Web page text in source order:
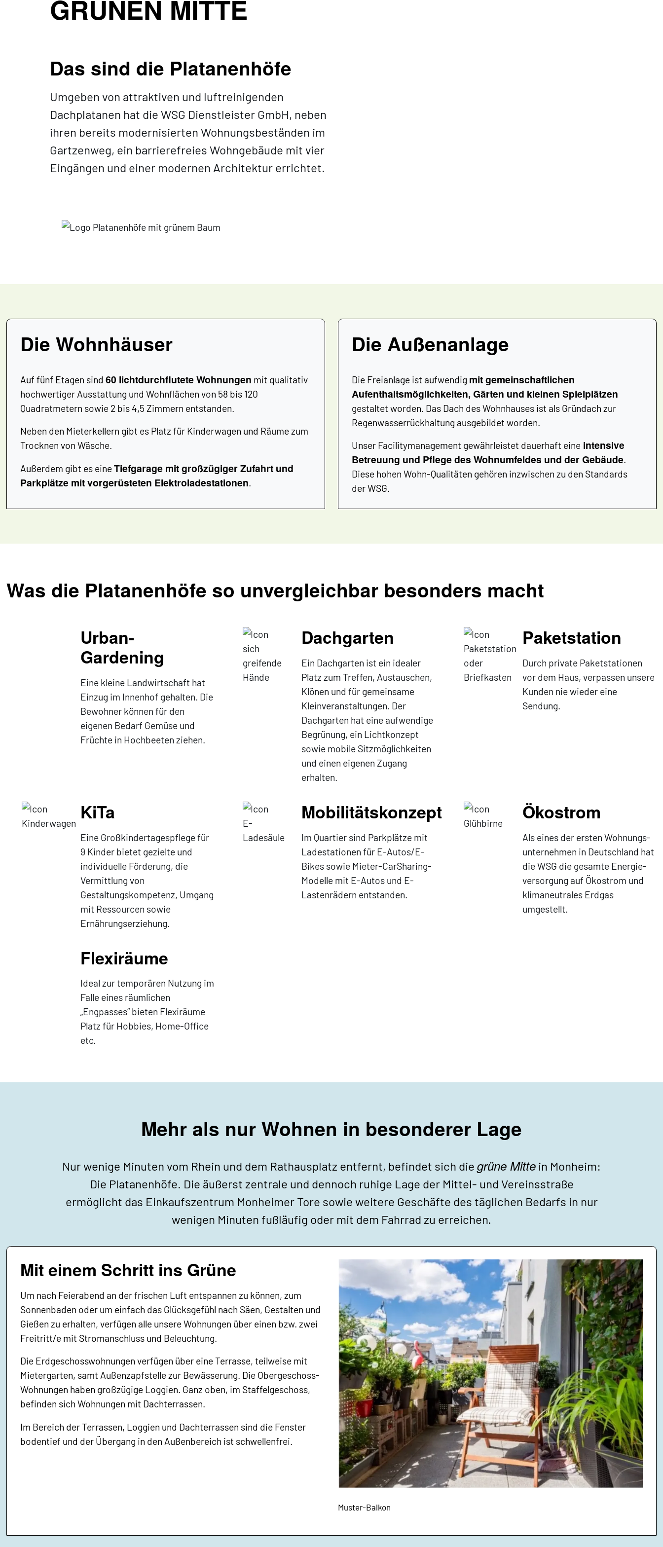
GRÜNEN MITTE
Das sind die Platanenhöfe
Umgeben von attraktiven und luftreinigenden
Dachplatanen hat die WSG Dienstleister GmbH, neben
ihren bereits modernisierten Wohnungsbeständen im
Gartzenweg, ein barrierefreies Wohngebäude mit vier
Eingängen und einer modernen Architektur errichtet.
Die Wohnhäuser
Auf fünf Etagen sind 60 lichtdurchflutete Wohnungen mit qualitativ
hochwertiger Ausstattung und Wohnflächen von 58 bis 120
Quadratmetern sowie 2 bis 4,5 Zimmern entstanden.
Neben den Mieterkellern gibt es Platz für Kinderwagen und Räume zum
Trocknen von Wäsche.
Außerdem gibt es eineTiefgarage mit großzügiger Zufahrt und
Parkplätze mit vorgerüsteten Elektroladestationen.
Die Außenanlage
Die Freianlage ist aufwendig mit gemeinschaftlichen
Aufenthaltsmöglichkeiten, Gärten und kleinen Spielplätzen
gestaltet worden. Das Dach des Wohnhauses ist als Gründach zur
Regenwasserrückhaltung ausgebildet worden.
Unser Facilitymanagement gewährleistet dauerhaft eineintensive
Betreuung und Pflege des Wohnumfeldes und der Gebäude.
Diese hohen Wohn-Qualitäten gehören inzwischen zu den Standards
der WSG.
Was die Platanenhöfe so unvergleichbar besonders macht
Urban-
Gardening
Eine kleine Landwirtschaft hat
Einzug im Innenhof gehalten. Die
Bewohner können für den
eigenen Bedarf Gemüse und
Früchte in Hochbeeten ziehen.
Dachgarten
Ein Dachgarten ist ein idealer
Platz zum Treffen, Austauschen,
Klönen und für gemeinsame
Kleinveranstaltungen. Der
Dachgarten hat eine aufwendige
Begrünung, ein Lichtkonzept
sowie mobile Sitzmöglichkeiten
und einen eigenen Zugang
erhalten.
Paketstation
Durch private Paketstationen
vor dem Haus, verpassen unsere
Kunden nie wieder eine
Sendung.
KiTa
Eine Großkindertagespflege für
9 Kinder bietet gezielte und
individuelle Förderung, die
Vermittlung von
Gestaltungskompetenz, Umgang
mit Ressourcen sowie
Ernährungserziehung.
Mobilitätskonzept
Im Quartier sind Parkplätze mit
Ladestationen für E-Autos/E-
Bikes sowie Mieter-CarSharing-
Modelle mit E-Autos und E-
Lastenrädern entstanden.
Ökostrom
Als eines der ersten Wohnungs-
unternehmen in Deutschland hat
die WSG die gesamte Energie-
versorgung auf Ökostrom und
klimaneutrales Erdgas
umgestellt.
Flexiräume
Ideal zur temporären Nutzung im
Falle eines räumlichen
„Engpasses“ bieten Flexiräume
Platz für Hobbies, Home-Office
etc.
Mehr als nur Wohnen in besonderer Lage
Nur wenige Minuten vom Rhein und dem Rathausplatz entfernt, befindet sich die grüne Mitte in Monheim:
Die Platanenhöfe. Die äußerst zentrale und dennoch ruhige Lage der Mittel- und Vereinsstraße
ermöglicht das Einkaufszentrum Monheimer Tore sowie weitere Geschäfte des täglichen Bedarfs in nur
wenigen Minuten fußläufig oder mit dem Fahrrad zu erreichen.
Mit einem Schritt ins Grüne
Um nach Feierabend an der frischen Luft entspannen zu können, zum
Sonnenbaden oder um einfach das Glücksgefühl nach Säen, Gestalten und
Gießen zu erhalten, verfügen alle unsere Wohnungen über einen bzw. zwei
Freitritt/e mit Stromanschluss und Beleuchtung.
Die Erdgeschosswohnungen verfügen über eine Terrasse, teilweise mit
Mietergarten, samt Außenzapfstelle zur Bewässerung. Die Obergeschoss-
Wohnungen haben großzügige Loggien. Ganz oben, im Staffelgeschoss,
befinden sich Wohnungen mit Dachterrassen.
Im Bereich der Terrassen, Loggien und Dachterrassen sind die Fenster
bodentief und der Übergang in den Außenbereich ist schwellenfrei.
Muster-Balkon